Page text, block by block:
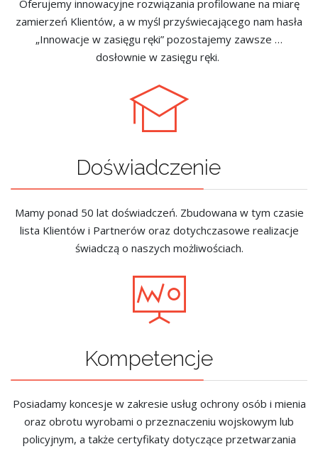
Oferujemy innowacyjne rozwiązania profilowane na miarę
zamierzeń Klientów, a w myśl przyświecającego nam hasła
„Innowacje w zasięgu ręki” pozostajemy zawsze …
dosłownie w zasięgu ręki.
Doświadczenie
Mamy ponad 50 lat doświadczeń. Zbudowana w tym czasie
lista Klientów i Partnerów oraz dotychczasowe realizacje
świadczą o naszych możliwościach.
Kompetencje
Posiadamy koncesje w zakresie usług ochrony osób i mienia
oraz obrotu wyrobami o przeznaczeniu wojskowym lub
policyjnym, a także certyfikaty dotyczące przetwarzania